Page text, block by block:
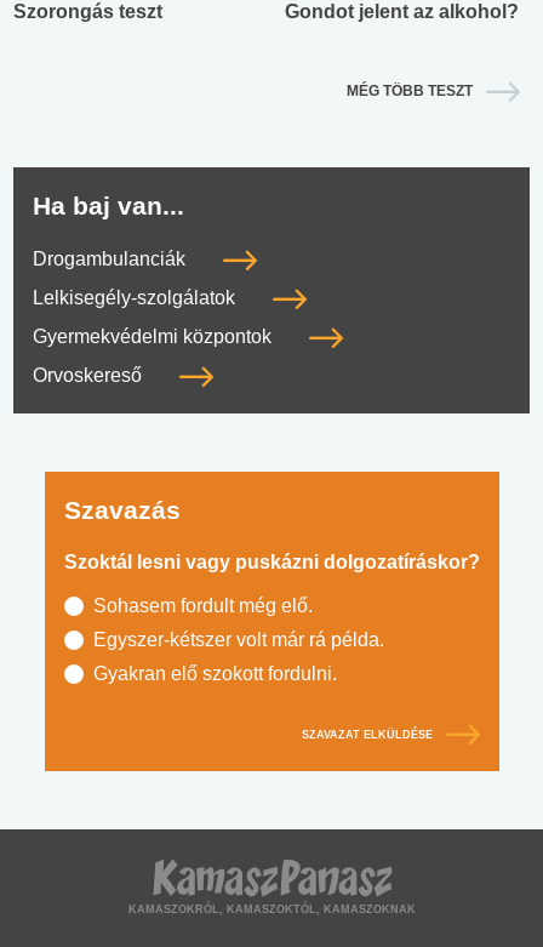
Szorongás teszt Gondot jelent az alkohol?
MÉG TÖBB TESZT
Ha baj van...
Drogambulanciák
Lelkisegély-szolgálatok
Gyermekvédelmi központok
Orvoskereső
Szavazás
Szoktál lesni vagy puskázni dolgozatíráskor?
Sohasem fordult még elő.
Egyszer-kétszer volt már rá példa.
Gyakran elő szokott fordulni.
SZAVAZAT ELKÜLDÉSE
KAMASZOKRÓL, KAMASZOKTÓL, KAMASZOKNAK